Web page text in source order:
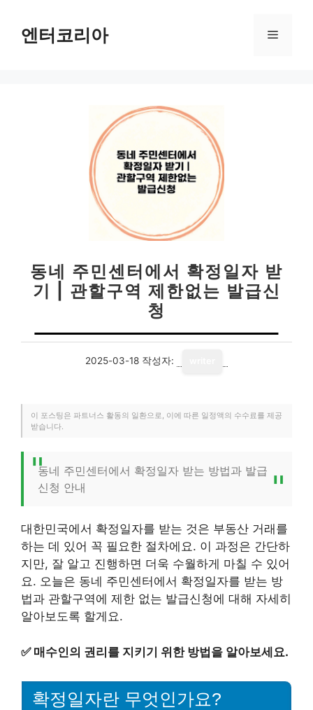
엔터코리아 메
동네 주민센터에서 확정일자 받
기 | 관할구역 제한없는 발급신
청
2025-03-18 작성자:
이 포스팅은 파트너스 활동의 일환으로, 이에 따른 일정액의 수수료를 제공
받습니다.
동네 주민센터에서 확정일자 받는 방법과 발급
신청 안내
대한민국에서 확정일자를 받는 것은 부동산 거래를
하는 데 있어 꼭 필요한 절차에요. 이 과정은 간단하
지만, 잘 알고 진행하면 더욱 수월하게 마칠 수 있어
요. 오늘은 동네 주민센터에서 확정일자를 받는 방
법과 관할구역에 제한 없는 발급신청에 대해 자세히
알아보도록 할게요.
✅ 매수인의 권리를 지키기 위한 방법을 알아보세요.
확정일자란 무엇인가요?